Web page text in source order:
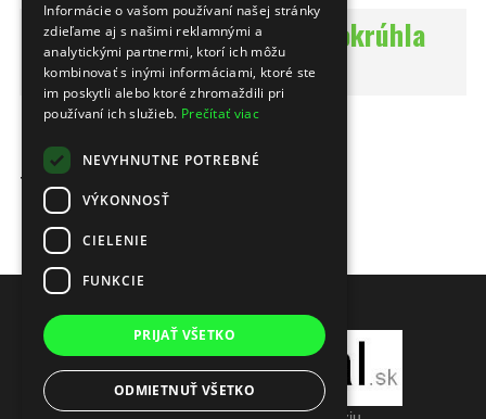
Plotová doska 1.0m - Polookrúhla
hnedá 36012
Hmotnosť 1.47 kg
Rozmery
Farba
hnedá
Tvar hlavy
Veľkosť
78x21 mm
Informácie o vašom používaní našej stránky
zdieľame aj s našimi reklamnými a
analytickými partnermi, ktorí ich môžu
kombinovať s inými informáciami, ktoré ste
im poskytli alebo ktoré zhromaždili pri
používaní ich služieb. Prečítať viac
NEVYHNUTNE POTREBNÉ
VÝKONNOSŤ
CIELENIE
FUNKCIE
PRIJAŤ VŠETKO
ODMIETNUŤ VŠETKO